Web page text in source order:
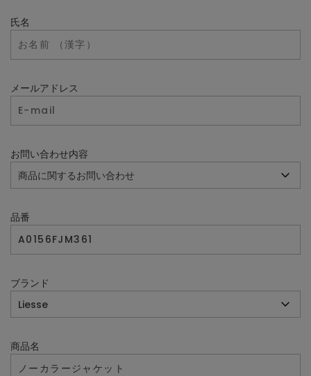
氏名
メールアドレス
お問い合わせ内容
品番
ブランド
商品名